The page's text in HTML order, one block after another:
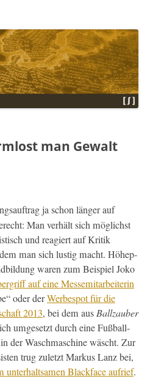
man Gewalt
ja schon länger auf
Man ver­hält sich möglichst
und reagiert auf Kri­tik
man sich lustig macht. Höhep­
waren zum Beispiel Joko
auf eine Messemi­tar­bei­t­erin
oder derWerbespot für die
2013, bei dem aus Bal­lza­uber
umge­set­zt durch eine Fußball­
der Waschmas­chine wäscht. Zur
trug zulet­zt Markus Lanz bei,
unter­halt­samen Black­face aufrief.